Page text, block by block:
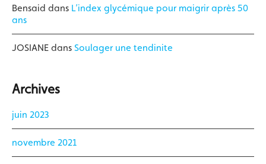
Bensaid dans L’index glycémique pour maigrir après 50
ans
JOSIANE dans Soulager une tendinite
Archives
juin 2023
novembre 2021